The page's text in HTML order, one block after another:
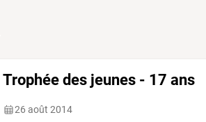
Trophée des jeunes - 17 ans
26 août 2014